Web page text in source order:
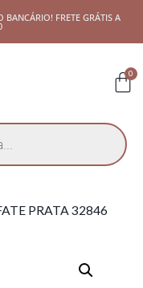
FRETE GRÁTIS A
0
PRATA 32846